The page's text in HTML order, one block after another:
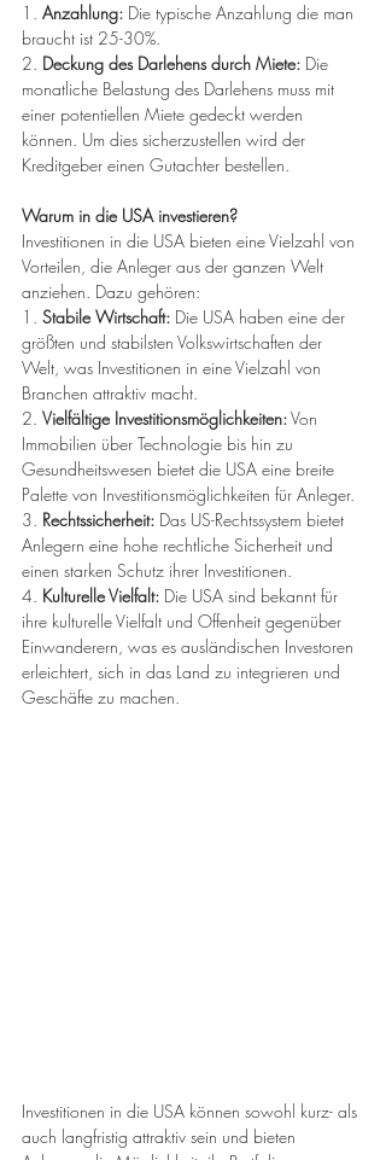
1. Anzahlung: Die typische Anzahlung die man
braucht ist 25-30%.
2. Deckung des Darlehens durch Miete: Die
monatliche Belastung des Darlehens muss mit
einer potentiellen Miete gedeckt werden
können. Um dies sicherzustellen wird der
Kreditgeber einen Gutachter bestellen.
Warum in die USA investieren?
Investitionen in die USA bieten eine Vielzahl von
Vorteilen, die Anleger aus der ganzen Welt
anziehen. Dazu gehören:
1. Stabile Wirtschaft: Die USA haben eine der
größten und stabilsten Volkswirtschaften der
Welt, was Investitionen in eine Vielzahl von
Branchen attraktiv macht.
2. Vielfältige Investitionsmöglichkeiten: Von
Immobilien über Technologie bis hin zu
Gesundheitswesen bietet die USA eine breite
Palette von Investitionsmöglichkeiten für Anleger.
3. Rechtssicherheit: Das US-Rechtssystem bietet
Anlegern eine hohe rechtliche Sicherheit und
einen starken Schutz ihrer Investitionen.
4. Kulturelle Vielfalt: Die USA sind bekannt für
ihre kulturelle Vielfalt und Offenheit gegenüber
Einwanderern, was es ausländischen Investoren
erleichtert, sich in das Land zu integrieren und
Geschäfte zu machen.
Investitionen in die USA können sowohl kurz- als
auch langfristig attraktiv sein und bieten